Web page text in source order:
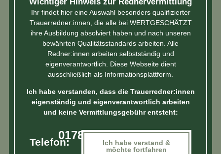
Ihr findet hier eine Auswahl besonders qualifizierter
Trauerredner:innen, die alle bei WERTGESCHÄTZT
ihre Ausbildung absolviert haben und nach unseren
bewährten Qualitätsstandards arbeiten. Alle
Redner:innen arbeiten selbstständig und
eigenverantwortlich. Diese Webseite dient
ausschließlich als Informationsplattform.
Ich habe verstanden, dass die Trauerredner:innen
eigenständig und eigenverantwortlich arbeiten
und keine Vermittlungsgebühr entsteht:
Telefon:
0178..
Ich habe verstand &
möchte fortfahren